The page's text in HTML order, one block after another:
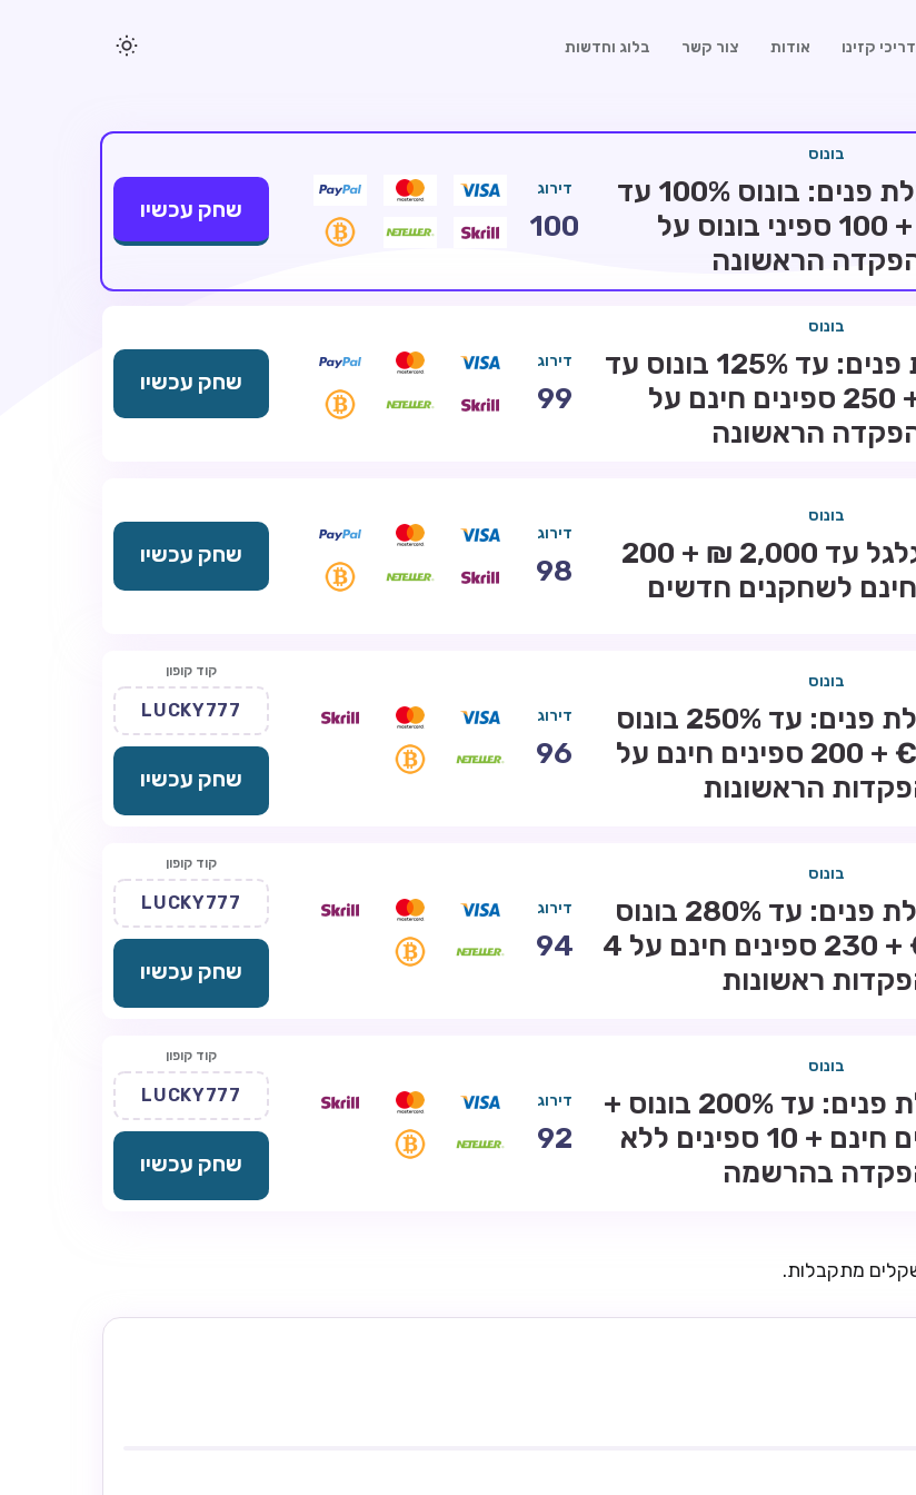
קזינו אודות צור קשר בלוג וחדשות
בונוס
חבילת קבלת פנים: בונוס 100% עד
300€ + 100 ספיני בונוס על
הראשונה
דירוג
100
שחק עכשיו
בונוס
בונוס קבלת פנים: עד 125% בונוס עד
€450 + 250 ספינים חינם על
הראשונה
דירוג
99
שחק עכשיו
בונוס
בונוס מתגלגל עד 2,000 ₪ + 200
חינם לשחקנים חדשים
דירוג
98
שחק עכשיו
בונוס
חבילת קבלת פנים: עד 250% בונוס
עד €2,000 + 200 ספינים חינם על
הראשונות
דירוג
96
קוד קופון
LUCKY777
שחק עכשיו
בונוס
חבילת קבלת פנים: עד 280% בונוס
עד €2,200 + 230 ספינים חינם על 4
ראשונות
דירוג
94
קוד קופון
LUCKY777
שחק עכשיו
בונוס
חבילת קבלת פנים: עד 200% בונוס +
100 ספינים חינם + 10 ספינים ללא
בהרשמה
דירוג
92
קוד קופון
LUCKY777
שחק עכשיו
מתקבלות.